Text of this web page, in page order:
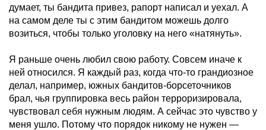
думает, ты бандита привез, рапорт написал и уехал. А
на самом деле ты с этим бандитом можешь долго
возиться, чтобы только уголовку на него «натянуть».
Я раньше очень любил свою работу. Совсем иначе к
ней относился. Я каждый раз, когда что-то грандиозное
делал, например, южных бандитов-борсеточников
брал, чья группировка весь район терроризировала,
чувствовал себя нужным людям. А сейчас это чувство у
меня ушло. Потому что порядок никому не нужен —